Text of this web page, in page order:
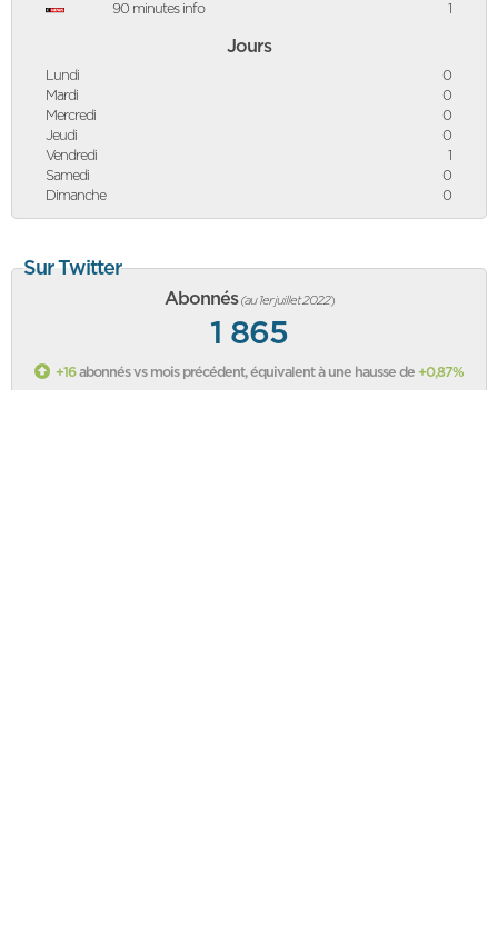
90 minutes info
1
Jours
Lundi
0
Mardi
0
Mercredi
0
Jeudi
0
Vendredi
1
Samedi
0
Dimanche
0
Sur Twitter
Abonnés (au 1er juillet 2022)
1 865
+16abonnés vs mois précédent, équivalent à une hausse de +0,87%